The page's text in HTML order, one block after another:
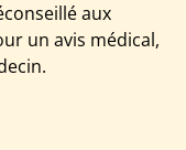
aux
un avis médical,